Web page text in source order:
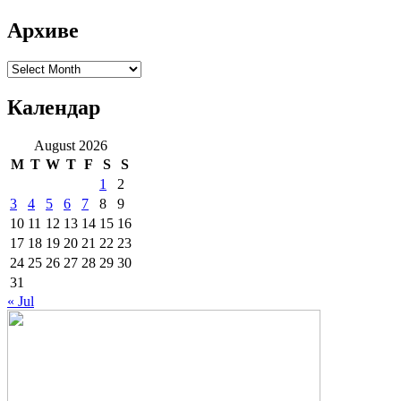
Архиве
Архиве
Календар
August 2026
M T W T F S
S
1
2
3
4 5 6 7 8
9
10 11 12 13 14 15 16
17 18 19 20 21 22 23
24 25 26 27 28 29 30
31
« Jul